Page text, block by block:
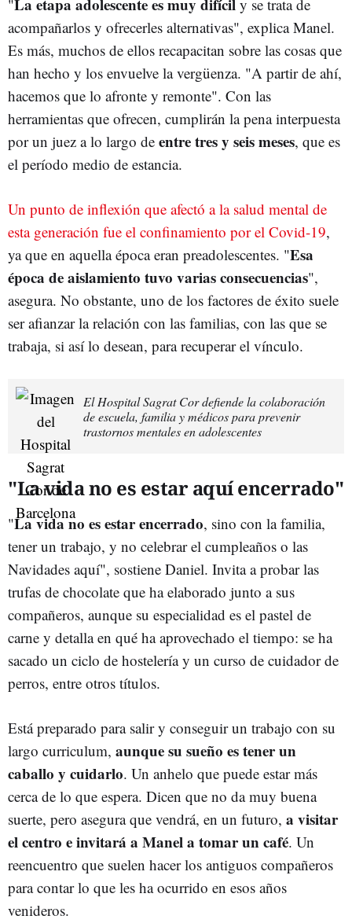
"La etapa adolescente es muy difícil y se trata de
acompañarlos y ofrecerles alternativas", explica Manel.
Es más, muchos de ellos recapacitan sobre las cosas que
han hecho y los envuelve la vergüenza. "A partir de ahí,
hacemos que lo afronte y remonte". Con las
herramientas que ofrecen, cumplirán la pena interpuesta
por un juez a lo largo de entre tres y seis meses, que es
el período medio de estancia.
Un punto de inflexión que afectó a la salud mental de
esta generación fue el confinamiento por el Covid-19,
ya que en aquella época eran preadolescentes. "Esa
época de aislamiento tuvo varias consecuencias",
asegura. No obstante, uno de los factores de éxito suele
ser afianzar la relación con las familias, con las que se
trabaja, si así lo desean, para recuperar el vínculo.
El Hospital Sagrat Cor defiende la colaboración
de escuela, familia y médicos para prevenir
trastornos mentales en adolescentes
"La vida no es estar aquí encerrado"
"La vida no es estar encerrado, sino con la familia,
tener un trabajo, y no celebrar el cumpleaños o las
Navidades aquí", sostiene Daniel. Invita a probar las
trufas de chocolate que ha elaborado junto a sus
compañeros, aunque su especialidad es el pastel de
carne y detalla en qué ha aprovechado el tiempo: se ha
sacado un ciclo de hostelería y un curso de cuidador de
perros, entre otros títulos.
Está preparado para salir y conseguir un trabajo con su
largo curriculum, aunque su sueño es tener un
caballo y cuidarlo. Un anhelo que puede estar más
cerca de lo que espera. Dicen que no da muy buena
suerte, pero asegura que vendrá, en un futuro, a visitar
el centro e invitará a Manel a tomar un café. Un
reencuentro que suelen hacer los antiguos compañeros
para contar lo que les ha ocurrido en esos años
venideros.